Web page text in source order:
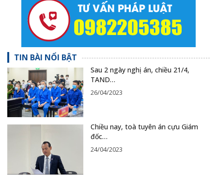
TIN BÀI NỔI BẬT
Sau 2 ngày nghị án, chiều 21/4,
TAND…
26/04/2023
Chiều nay, toà tuyên án cựu Giám
đốc…
24/04/2023